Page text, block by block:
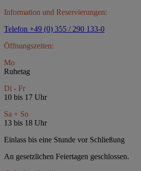
Information und Reservierungen:
Telefon +49 (0) 355 / 290 133-0
Öffnungszeiten:
Mo
Ruhetag
Di - Fr
10 bis 17 Uhr
Sa + So
13 bis 18 Uhr
Einlass bis eine Stunde vor Schließung
An gesetzlichen Feiertagen geschlossen.